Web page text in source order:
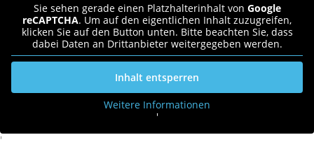
Sie sehen gerade einen Platzhalterinhalt von Google
reCAPTCHA. Um auf den eigentlichen Inhalt zuzugreifen,
klicken Sie auf den Button unten. Bitte beachten Sie, dass
dabei Daten an Drittanbieter weitergegeben werden.
Inhalt entsperren
Weitere Informationen
'